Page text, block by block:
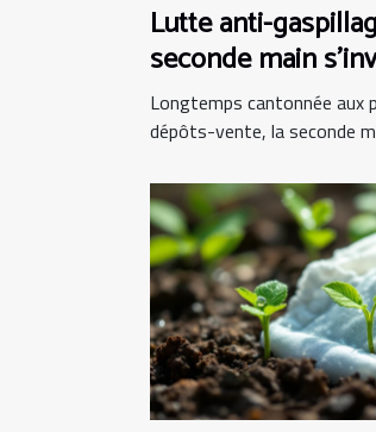
Lutte anti-
seconde main
boutiques
Longtemps cantonnée aux
dépôts-vente, la seconde